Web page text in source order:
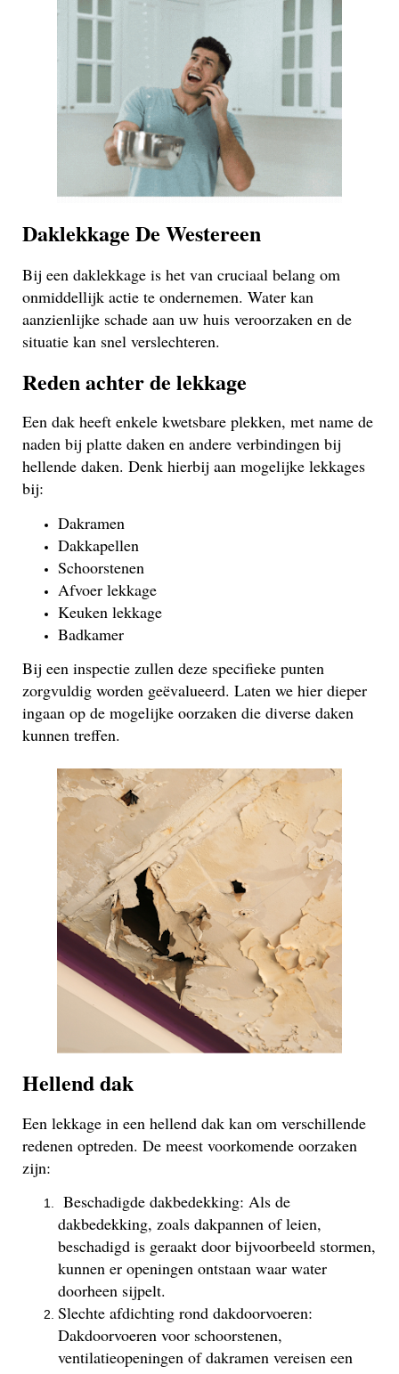
Daklekkage De Westereen
Bij een daklekkage is het van cruciaal belang om
onmiddellijk actie te ondernemen. Water kan
aanzienlijke schade aan uw huis veroorzaken en de
situatie kan snel verslechteren.
Reden achter de lekkage
Een dak heeft enkele kwetsbare plekken, met name de
naden bij platte daken en andere verbindingen bij
hellende daken. Denk hierbij aan mogelijke lekkages
bij:
Dakramen
Dakkapellen
Schoorstenen
Afvoer lekkage
Keuken lekkage
Badkamer
Bij een inspectie zullen deze specifieke punten
zorgvuldig worden geëvalueerd. Laten we hier dieper
ingaan op de mogelijke oorzaken die diverse daken
kunnen treffen.
Hellend dak
Een lekkage in een hellend dak kan om verschillende
redenen optreden. De meest voorkomende oorzaken
zijn:
Beschadigde dakbedekking: Als de
dakbedekking, zoals dakpannen of leien,
beschadigd is geraakt door bijvoorbeeld stormen,
kunnen er openingen ontstaan waar water
doorheen sijpelt.
Slechte afdichting rond dakdoorvoeren:
Dakdoorvoeren voor schoorstenen,
ventilatieopeningen of dakramen vereisen een